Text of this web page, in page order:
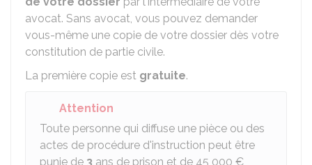
avocat. Sans avocat, vous pouvez demander
vous-même une copie de votre dossier dès votre
constitution de partie civile.
La première copie est gratuite.
Attention
Toute personne qui diffuse une pièce ou des
actes de procédure d'instruction peut être
punie de 3 ans de prison et de 45 000 €